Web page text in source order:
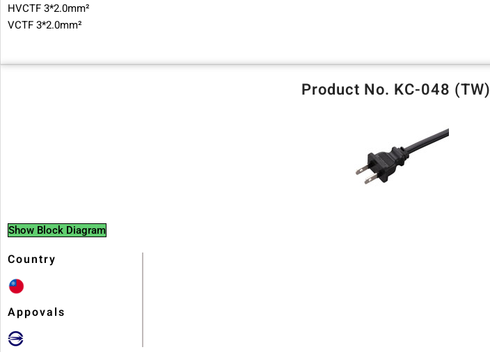
HVCTF 3*2.0mm²
VCTF 3*2.0mm²
Product No. KC-048 (TW)
Show Block Diagram
Country
Appovals